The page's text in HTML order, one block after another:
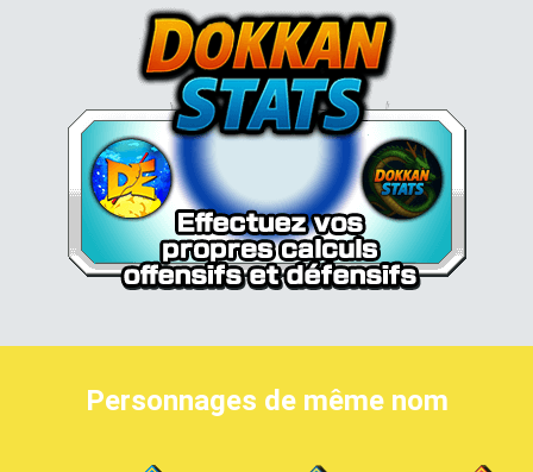
Personnages de même nom
Son Goku Super Saiyan divin SSSon Goku Super Saiyan divin SS
Son Goku Super